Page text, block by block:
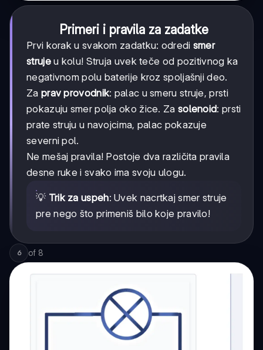
Primeri i pravila za zadatke
Prvi korak u svakom zadatku: odredi smer
strujeu kolu! Struja uvek teče od pozitivnog ka
negativnom polu baterije kroz spoljašnji deo.
Za prav provodnik: palac u smeru struje, prsti
pokazuju smer polja oko žice. Za solenoid: prsti
prate struju u navojcima, palac pokazuje
severni pol.
Ne mešaj pravila! Postoje dva različita pravila
desne ruke i svako ima svoju ulogu.
💡 Trik za uspeh: Uvek nacrtkaj smer struje
pre nego što primeniš bilo koje pravilo!
6 of 8